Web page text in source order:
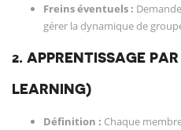
Freins éventuels :
gérer la dynamique de
2. APPRENTISSAGE
LEARNING)
Définition : Chaque